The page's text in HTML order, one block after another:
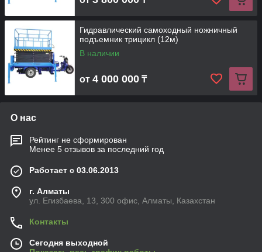
Гидравлический самоходный ножничный
подъемник трицикл (12м)
В наличии
от 4 000 000 ₸
О нас
Рейтинг не сформирован
Менее 5 отзывов за последний год
Работает с 03.06.2013
г. Алматы
ул. Егизбаева, 13, 300 офис, Алматы, Казахстан
Контакты
Сегодня выходной